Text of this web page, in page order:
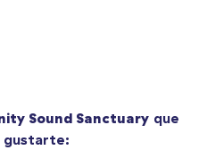
Sound Sanctuaryque
gustarte: